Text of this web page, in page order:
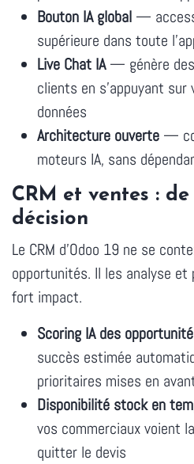
Bouton IA global —
supérieure dans toute
Live Chat IA— génère des
clients en s'appuyant sur
données
Architecture ouverte —
moteurs IA, sans
CRM et ventes :
décision
Le CRM d'Odoo 19 ne se
opportunités. Il les analyse
fort impact.
Scoring IA des
succès estimée
prioritaires mises en
Disponibilité stock en
vos commerciaux voient
quitter le devis